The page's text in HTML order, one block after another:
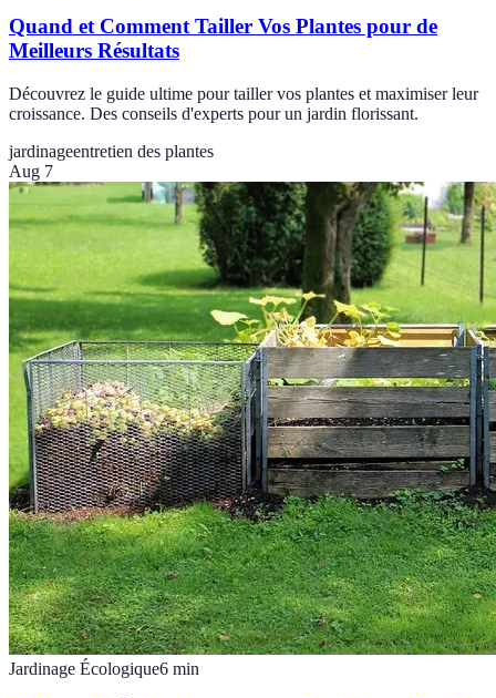
Quand et Comment Tailler Vos Plantes pour de
Meilleurs Résultats
Découvrez le guide ultime pour tailler vos plantes et maximiser leur
croissance. Des conseils d'experts pour un jardin florissant.
jardinageentretien des plantes
Aug 7
Jardinage Écologique6 min